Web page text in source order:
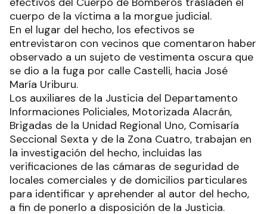
cuerpo de la víctima a la morgue judicial.
En el lugar del hecho, los efectivos se
entrevistaron con vecinos que comentaron haber
observado a un sujeto de vestimenta oscura que
se dio a la fuga por calle Castelli, hacia José
María Uriburu.
Los auxiliares de la Justicia del Departamento
Informaciones Policiales, Motorizada Alacrán,
Brigadas de la Unidad Regional Uno, Comisaría
Seccional Sexta y de la Zona Cuatro, trabajan en
la investigación del hecho, incluidas las
verificaciones de las cámaras de seguridad de
locales comerciales y de domicilios particulares
para identificar y aprehender al autor del hecho,
a fin de ponerlo a disposición de la Justicia.